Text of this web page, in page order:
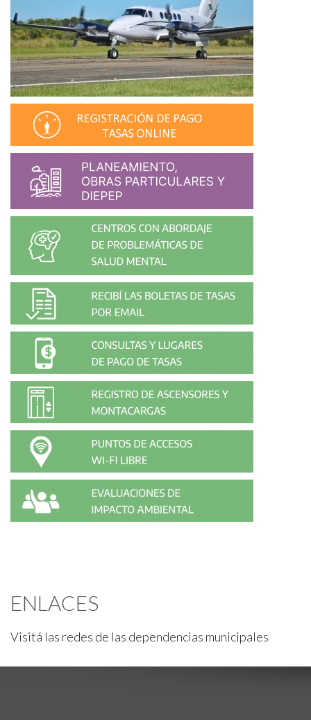
ENLACES
Visitá las redes de las dependencias municipales